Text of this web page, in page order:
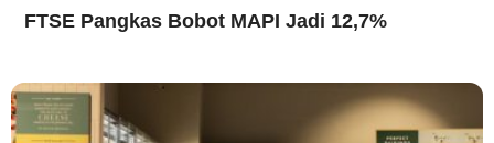
FTSE Pangkas Bobot MAPI Jadi 12,7%